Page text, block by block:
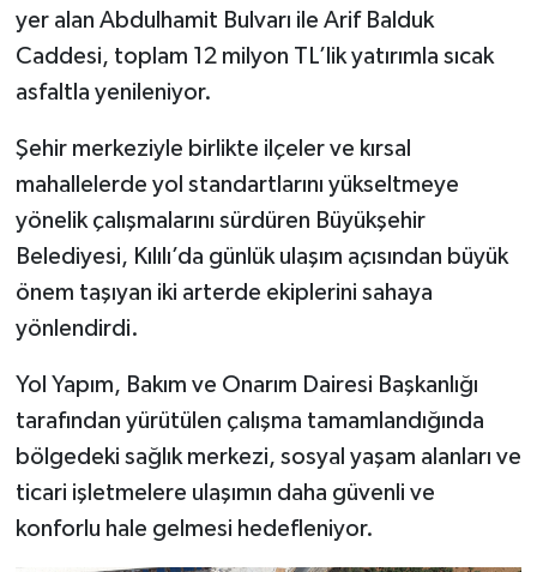
yer alan Abdulhamit Bulvarı ile Arif Balduk
Caddesi, toplam 12 milyon TL’lik yatırımla sıcak
asfaltla yenileniyor.
Şehir merkeziyle birlikte ilçeler ve kırsal
mahallelerde yol standartlarını yükseltmeye
yönelik çalışmalarını sürdüren Büyükşehir
Belediyesi, Kılılı’da günlük ulaşım açısından büyük
önem taşıyan iki arterde ekiplerini sahaya
yönlendirdi.
Yol Yapım, Bakım ve Onarım Dairesi Başkanlığı
tarafından yürütülen çalışma tamamlandığında
bölgedeki sağlık merkezi, sosyal yaşam alanları ve
ticari işletmelere ulaşımın daha güvenli ve
konforlu hale gelmesi hedefleniyor.
ÜÇÜNCÜ SAYFA
Yemek
SİVİL TOPLUM
SEÇİM 2014
KİM KİMDİR
ÇEK GÖNDER
KİTAP